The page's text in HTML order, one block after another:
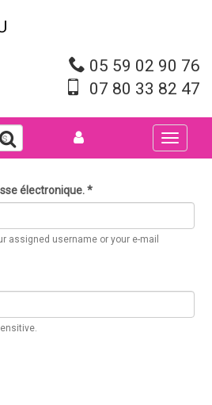
05 59 02 90 76
07 80 33 82 47
Toggle
électronique.*
assigned username or your e-mail